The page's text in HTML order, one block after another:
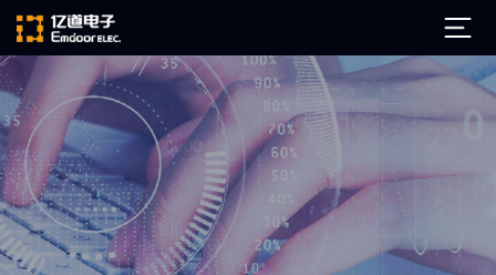
公司简介
发展历程
企业文化
ARM
Altium